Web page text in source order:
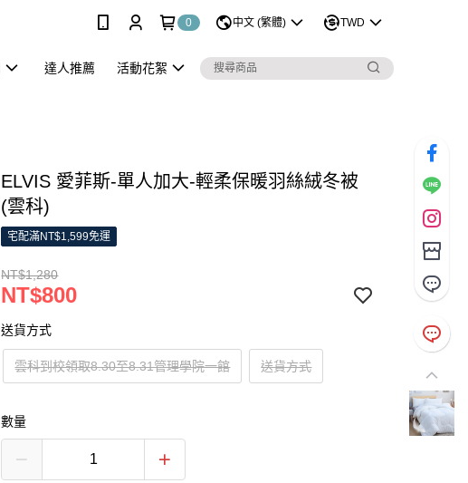
0 中文 (繁體) TWD
達人推薦 活動花絮
ELVIS 愛菲斯-單人加大-輕柔保暖羽絲絨冬被
(雲科)
宅配滿NT$1,599免運
NT$1,280
NT$800
送貨方式
雲科到校領取8.30至8.31管理學院一館 送貨方式
數量